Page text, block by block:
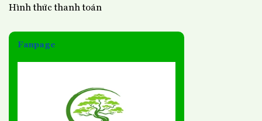
Hình thức thanh toán
Fanpage